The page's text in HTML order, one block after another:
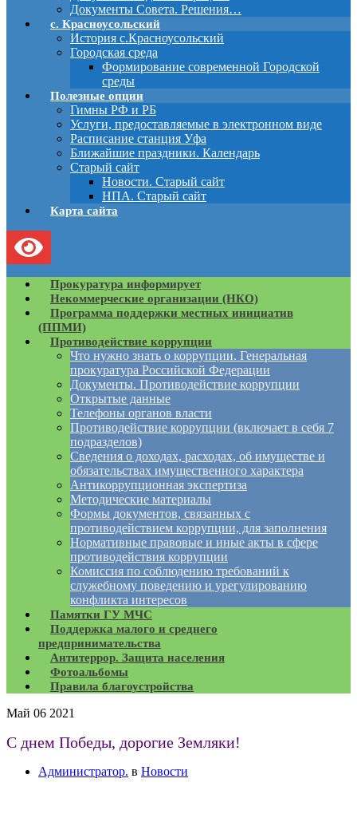
Документы Совета. Решения…
с. Красноусольский
История с.Красноусольский
Городская среда
Формирование современной Городской
среды
Полезные опции
Гимны РФ и РБ
Услуги, предоставляемые в электронном виде
Расписание станция Уфа
Ближайшие праздники. Календарь
Старый сайт
Новости. Старый сайт
НПА. Старый сайт
Карта сайта
Прокуратура информирует
Некоммерческие организации (НКО)
Программа поддержки местных инициатив
(ППМИ)
Противодействие коррупции
Что нужно знать о коррупции. Генеральная
прокуратура Российской Федерации
Документы. Противодействие коррупции
Открытые данные
Телефоны органов власти
Противодействие коррупции (включает в себя 7
подразделов)
Сведения о доходах, расходах, об имуществе и
обязательствах имущественного характера
Антикоррупционная экспертиза
Методические материалы
Формы документов, связанных с
противодействием коррупции, для заполнения
Нормативные правовые и иные акты в сфере
противодействия коррупции
Комиссия по соблюдению требований к
служебному поведению и урегулированию
конфликта интересов
Памятки ГУ МЧС
Поддержка малого и среднего
предпринимательства
Антитеррор. Защита населения
Фотоальбомы
Правила благоустройства
Май 06 2021
С днем Победы, дорогие Земляки!
Администратор. в Новости